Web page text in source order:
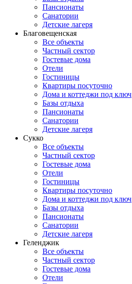
Пансионаты
Санатории
Детские лагеря
Благовещенская
Все объекты
Частный сектор
Гостевые дома
Отели
Гостиницы
Квартиры посуточно
Дома и коттеджи под ключ
Базы отдыха
Пансионаты
Санатории
Детские лагеря
Сукко
Все объекты
Частный сектор
Гостевые дома
Отели
Гостиницы
Квартиры посуточно
Дома и коттеджи под ключ
Базы отдыха
Пансионаты
Санатории
Детские лагеря
Геленджик
Все объекты
Частный сектор
Гостевые дома
Отели